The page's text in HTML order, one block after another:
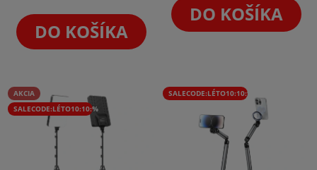
5
hviezdičiek.
DO KOŠÍKA
z
DO KOŠÍKA
AKCIA
SALECODE:LÉTO10:10:%
SALECODE:LÉTO10:10:%
Newsletter